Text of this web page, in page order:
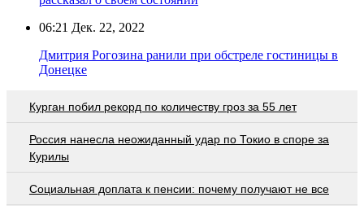
06:21 Дек. 22, 2022
Дмитрия Рогозина ранили при обстреле гостиницы в
Донецке
Курган побил рекорд по количеству гроз за 55 лет
Россия нанесла неожиданный удар по Токио в споре за
Курилы
Социальная доплата к пенсии: почему получают не все